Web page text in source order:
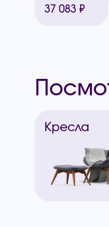
37 083 ₽
Кресла